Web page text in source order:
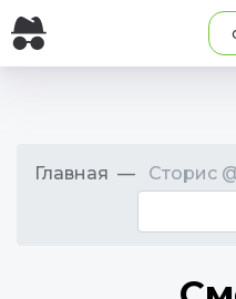
Главная Сторис